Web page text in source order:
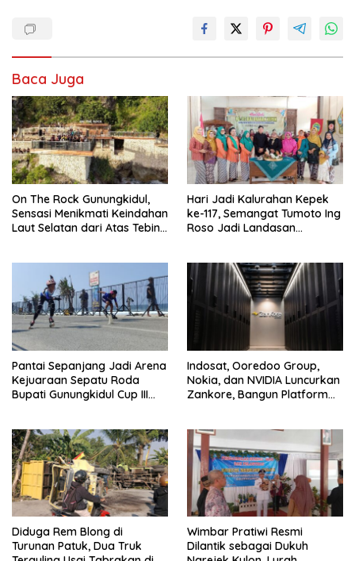
Baca Juga
On The Rock Gunungkidul,
Sensasi Menikmati Keindahan
Laut Selatan dari Atas Tebing
Hari Jadi Kalurahan Kepek
ke-117, Semangat Tumoto Ing
Roso Jadi Landasan
Pantai Sepanjang Jadi Arena
Kejuaraan Sepatu Roda
Bupati Gunungkidul Cup III
Tourism
Indosat, Ooredoo Group,
Nokia, dan NVIDIA Luncurkan
Zankore, Bangun Platform
Diduga Rem Blong di
Turunan Patuk, Dua Truk
Wimbar Pratiwi Resmi
Dilantik sebagai Dukuh